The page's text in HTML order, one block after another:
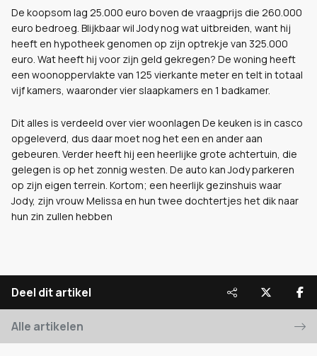
De koopsom lag 25.000 euro boven de vraagprijs die 260.000
euro bedroeg. Blijkbaar wil Jody nog wat uitbreiden, want hij
heeft en hypotheek genomen op zijn optrekje van 325.000
euro. Wat heeft hij voor zijn geld gekregen? De woning heeft
een woonoppervlakte van 125 vierkante meter en telt in totaal
vijf kamers, waaronder vier slaapkamers en 1 badkamer.
Dit alles is verdeeld over vier woonlagen De keuken is in casco
opgeleverd, dus daar moet nog het een en ander aan
gebeuren. Verder heeft hij een heerlijke grote achtertuin, die
gelegen is op het zonnig westen. De auto kan Jody parkeren
op zijn eigen terrein. Kortom; een heerlijk gezinshuis waar
Jody, zijn vrouw Melissa en hun twee dochtertjes het dik naar
hun zin zullen hebben
Deel dit artikel
Alle artikelen